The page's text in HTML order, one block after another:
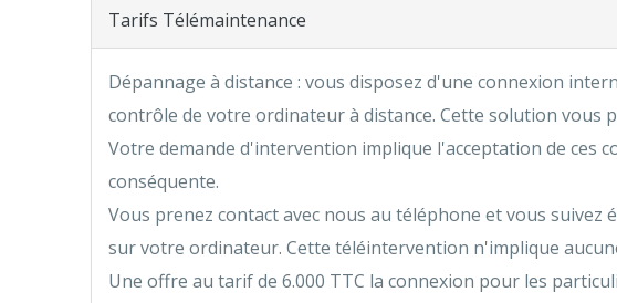
Tarifs Télémaintenance
Dépannage à distance : vous disposez d'une connexion
contrôle de votre ordinateur à distance. Cette solution
Votre demande d'intervention implique l'acceptation de ces
conséquente.
Vous prenez contact avec nous au téléphone et vous
sur votre ordinateur. Cette téléintervention n'implique
Une offre au tarif de 6.000 TTC la connexion pour les